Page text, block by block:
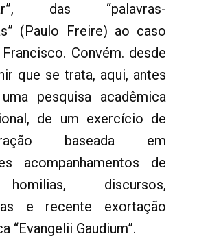
das “palavras-
(Paulo Freire) ao caso
Convém. desde
que se trata, aqui, antes
pesquisa acadêmica
de um exercício de
baseada em
acompanhamentos de
discursos,
e recente exortação
“Evangelii Gaudium”.